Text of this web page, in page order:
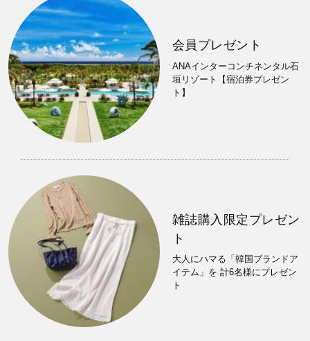
会員プレゼント
ANAインターコンチネンタル石
垣リゾート【宿泊券プレゼン
ト】
雑誌購入限定プレゼン
ト
大人にハマる「韓国ブランドア
イテム」を 計6名様にプレゼン
ト